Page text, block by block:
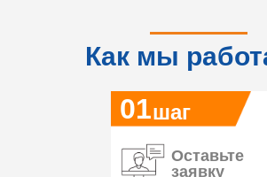
Как мы
01
Оставьте
заявку
шаг